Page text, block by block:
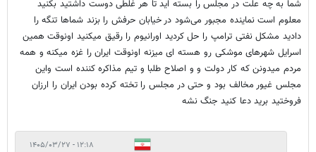
شما به چه علت در مجلس را بسته اید تا هر غلطی دوست داشتید بکنید
معلوم است نماینده مجبور می‌شود در خیابان حرفش را بزند شماها تنگه را
دادید مشکل نفتی ترامپ را حل کردید اورانیوم را رقیق میکنید اونوقت همین
اسرایل شهرهای موشکی رو هسته ای میزنه اونوقت ایران را غزه میکنه و همه
مردم میدونن که کار دولت و و اصلاح طلبا و تیم مذاکره کننده است واین
مجلس غیور مخالف بود و حتی در مجلس را تخته کرده بودن ایران را ارزان
فروختید برید دعا کنید جنگ نشه
۱۲:۱۸ - ۱۴۰۵/۰۳/۲۷